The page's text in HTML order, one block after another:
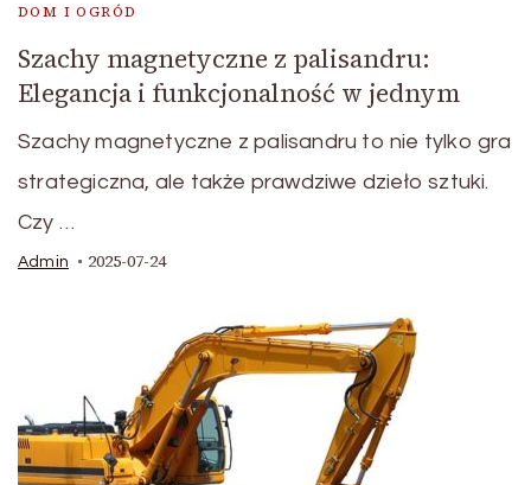
DOM I OGRÓD
Szachy magnetyczne z palisandru:
Elegancja i funkcjonalność w jednym
Szachy magnetyczne z palisandru to nie tylko gra
strategiczna, ale także prawdziwe dzieło sztuki.
Czy …
Admin 2025-07-24